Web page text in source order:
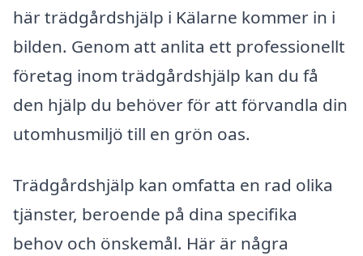
här trädgårdshjälp i Kälarne kommer in i
bilden. Genom att anlita ett professionellt
företag inom trädgårdshjälp kan du få
den hjälp du behöver för att förvandla din
utomhusmiljö till en grön oas.
Trädgårdshjälp kan omfatta en rad olika
tjänster, beroende på dina specifika
behov och önskemål. Här är några